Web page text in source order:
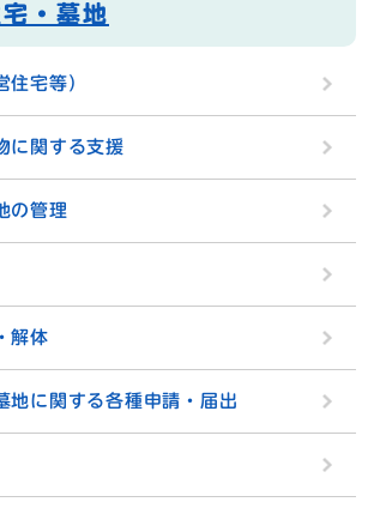
・墓地
住宅等）
に関する支援
の管理
解体
地に関する各種申請・届出